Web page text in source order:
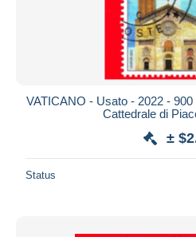
VATICANO - Usato - 2022 -
Cattedrale di
±
Status